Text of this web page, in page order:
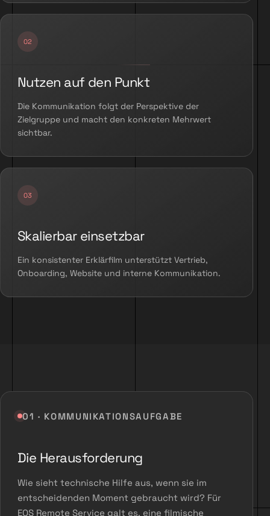
Nutzen auf den Punkt
Die Kommunikation folgt der Perspektive der
Zielgruppe und macht den konkreten Mehrwert
sichtbar.
Skalierbar einsetzbar
Ein konsistenter Erklärfilm unterstützt Vertrieb,
Onboarding, Website und interne Kommunikation.
01 · KOMMUNIKATIONSAUFGABE
Die Herausforderung
Wie sieht technische Hilfe aus, wenn sie im
entscheidenden Moment gebraucht wird? Für
EOS Remote Service galt es, eine filmische